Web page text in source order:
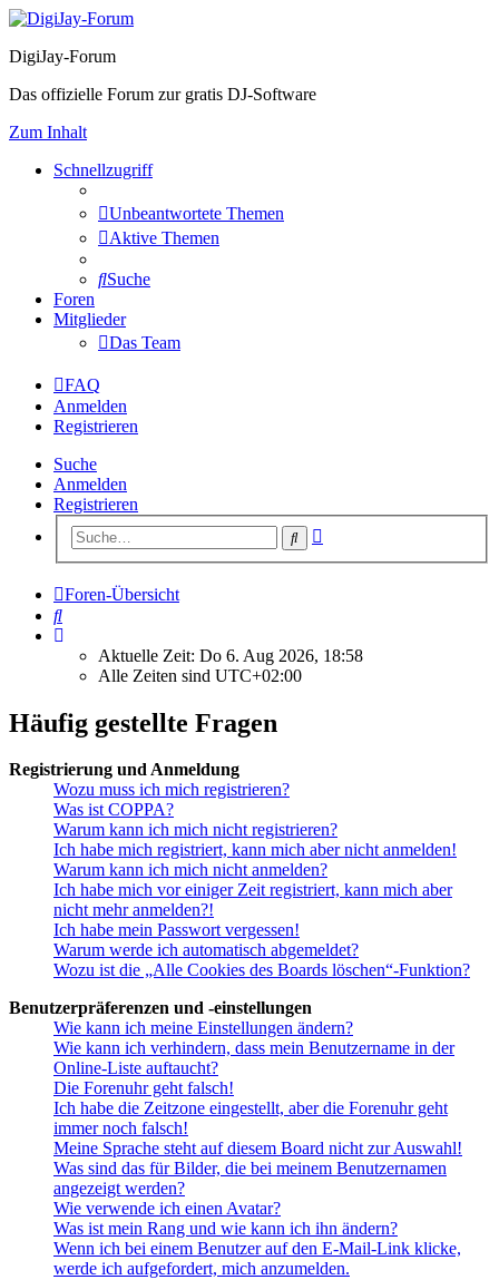
DigiJay-Forum
Das offizielle Forum zur gratis DJ-Software
Zum Inhalt
Schnellzugriff
Unbeantwortete Themen
Aktive Themen
Suche
Foren
Mitglieder
Das Team
FAQ
Anmelden
Registrieren
Suche
Anmelden
Registrieren
Suche
Foren-Übersicht
Suche
Aktuelle Zeit: Do 6. Aug 2026, 18:58
Alle Zeiten sind UTC+02:00
Häufig gestellte Fragen
Registrierung und Anmeldung
Wozu muss ich mich registrieren?
Was ist COPPA?
Warum kann ich mich nicht registrieren?
Ich habe mich registriert, kann mich aber nicht anmelden!
Warum kann ich mich nicht anmelden?
Ich habe mich vor einiger Zeit registriert, kann mich aber
nicht mehr anmelden?!
Ich habe mein Passwort vergessen!
Warum werde ich automatisch abgemeldet?
Wozu ist die „Alle Cookies des Boards löschen“-Funktion?
Benutzerpräferenzen und -einstellungen
Wie kann ich meine Einstellungen ändern?
Wie kann ich verhindern, dass mein Benutzername in der
Online-Liste auftaucht?
Die Forenuhr geht falsch!
Ich habe die Zeitzone eingestellt, aber die Forenuhr geht
immer noch falsch!
Meine Sprache steht auf diesem Board nicht zur Auswahl!
Was sind das für Bilder, die bei meinem Benutzernamen
angezeigt werden?
Wie verwende ich einen Avatar?
Was ist mein Rang und wie kann ich ihn ändern?
Wenn ich bei einem Benutzer auf den E-Mail-Link klicke,
werde ich aufgefordert, mich anzumelden.